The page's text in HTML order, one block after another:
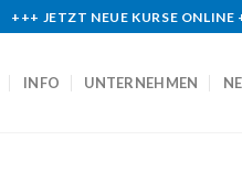
+++ JETZT NEUE KURSE ONLINE
INFO UNTERNEHMEN